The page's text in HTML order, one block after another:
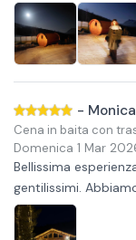
-
Cena in baita con
Domenica 1 Mar
Bellissima
gentilissimi.